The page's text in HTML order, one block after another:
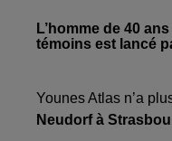
L’homme de 40
témoins est lancé
Younes Atlas n’a
Neudorf à